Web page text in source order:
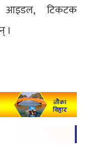
आइडल, टिकटक
।